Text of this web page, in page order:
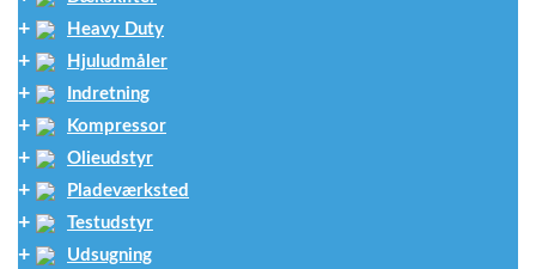
Heavy Duty
Hjuludmåler
Indretning
Kompressor
Olieudstyr
Pladeværksted
Testudstyr
Udsugning